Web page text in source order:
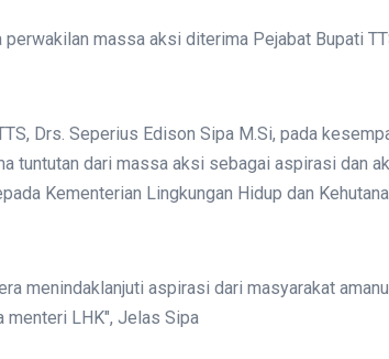
perwakilan massa aksi diterima Pejabat Bupati
Drs. Seperius Edison Sipa M.Si, pada
tuntutan dari massa aksi sebagai aspirasi dan
Kementerian Lingkungan Hidup dan
menindaklanjuti aspirasi dari masyarakat
menteri LHK", Jelas Sipa